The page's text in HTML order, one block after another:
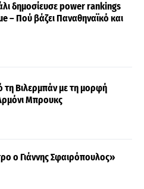
δημοσίευσε power rankings
– Πού βάζει Παναθηναϊκό και
τη Βιλερμπάν με τη μορφή
Μπρουκς
ο Γιάννης Σφαιρόπουλος»